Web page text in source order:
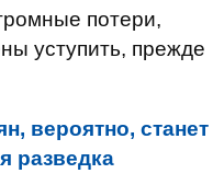
потери,
уступить, прежде
вероятно, станет
разведка